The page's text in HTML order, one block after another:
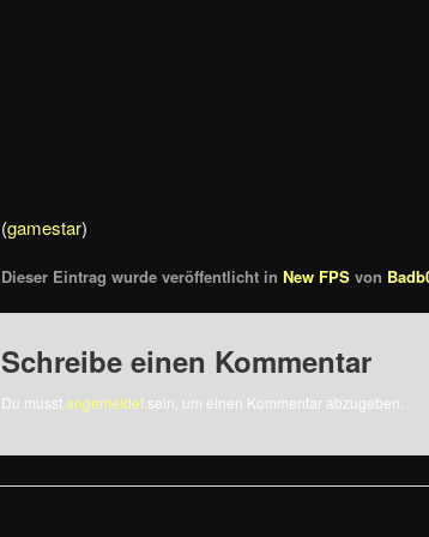
(gamestar)
Dieser Eintrag wurde veröffentlicht inNew FPS von
Schreibe einen Kommentar
Du musstangemeldet sein, um einen Kommentar abzugeben.